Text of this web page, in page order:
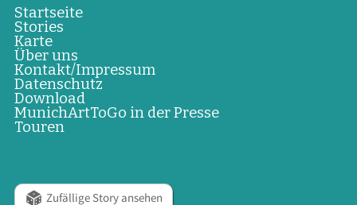
Startseite
Stories
Karte
Über uns
Kontakt/Impressum
Datenschutz
Download
MunichArtToGo in der Presse
Touren
Zufällige Story ansehen